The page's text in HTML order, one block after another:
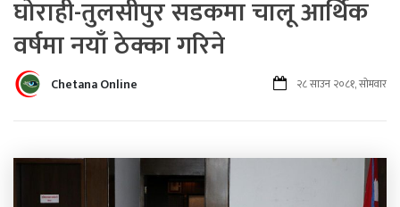
घोराही-तुलसीपुर सडकमा चालू आर्थिक
वर्षमा नयाँ ठेक्का गरिने
Chetana Online २८ साउन २०८१, सोमवार